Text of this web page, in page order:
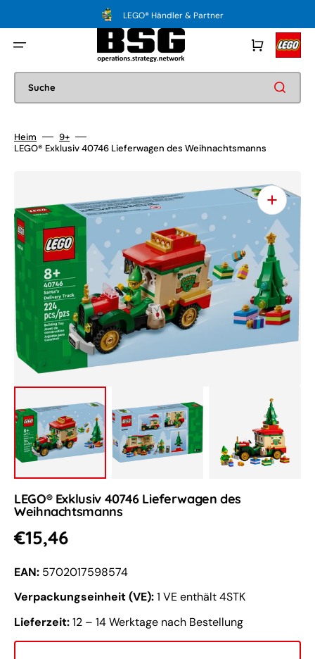
LEGO® Händler & Partner
Suche
Warenkorb
Heim
9+
LEGO® Exklusiv 40746 Lieferwagen des Weihnachtsmanns
Medien
1
in
Galerieansicht
öffnen
LEGO® Exklusiv 40746 Lieferwagen des
Weihnachtsmanns
Normaler
Preis
€15,46
EAN: 5702017598574
Verpackungseinheit (VE):1 VE enthält 4STK
Lieferzeit:12 – 14 Werktage nach Bestellung